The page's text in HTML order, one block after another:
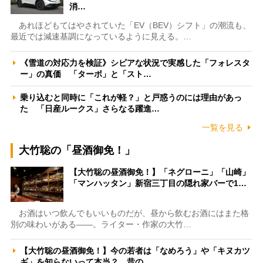
消…
あれほどもてはやされていた「EV（BEV）シフト」の潮流も、
最近では減速基調になっているように見える。…
《雪道の対応力を検証》シビアな状況で実感した「フォレスタ
ー」の真価 「ターボ」と「スト…
乗り込むと同時に「これが軽？」と戸惑うのには理由があっ
た 「日産ルークス」さらなる躍進…
一覧を見る
大竹聡の「昼酒御免！」
【大竹聡の昼酒御免！】「ネグローニ」「山崎」
「マンハッタン」新宿三丁目の隠れ家バーで1…
お酒はいつ飲んでもいいものだが、昼から飲むお酒にはまた格
別の味わいがある――。ライター・作家の大竹…
【大竹聡の昼酒御免！】今の若者は「なめろう」や「キヌカツ